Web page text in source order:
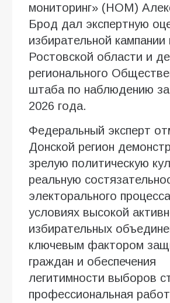
мониторинг» (НОМ)
Брод дал экспертную
избирательной кампании
Ростовской области и
регионального
штаба по наблюдению
2026 года.
Федеральный эксперт
Донской регион
зрелую политическую
реальную
электорального
условиях высокой
избирательных
ключевым фактором
граждан и обеспечения
легитимности выборов
профессиональная